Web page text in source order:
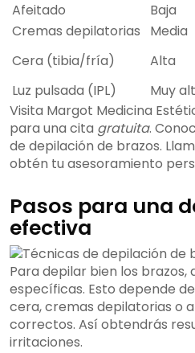
Afeitado
Baja
Cremas depilatorias
Media
Cera (tibia/fría)
Alta
Luz pulsada (IPL)
Muy
Visita Margot Medicina
para una cita gratuita.
de depilación de brazos.
obtén tu asesoramiento
Pasos para una
efectiva
Para depilar bien los brazos,
específicas. Esto depende
cera, cremas depilatorias o
correctos. Así obtendrás
irritaciones.